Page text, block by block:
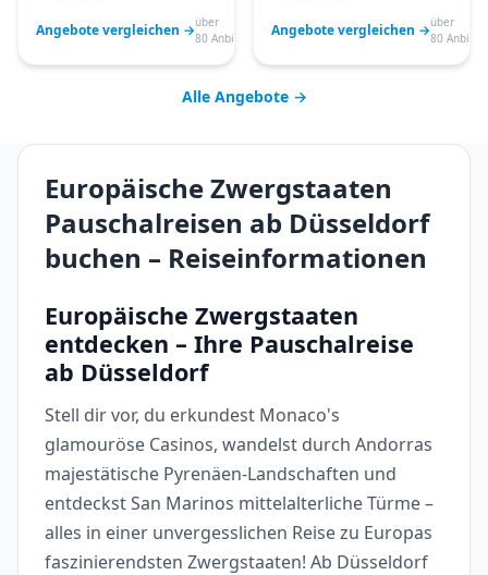
Angebote vergleichen →über
80 Anbieter
Angebote vergleichen →über
80
Alle Angebote →
Europäische Zwergstaaten
Pauschalreisen ab Düsseldorf
buchen – Reiseinformationen
Europäische Zwergstaaten
entdecken – Ihre Pauschalreise
ab Düsseldorf
Stell dir vor, du erkundest Monaco's
glamouröse Casinos, wandelst durch Andorras
majestätische Pyrenäen-Landschaften und
entdeckst San Marinos mittelalterliche Türme –
alles in einer unvergesslichen Reise zu Europas
faszinierendsten Zwergstaaten! Ab Düsseldorf